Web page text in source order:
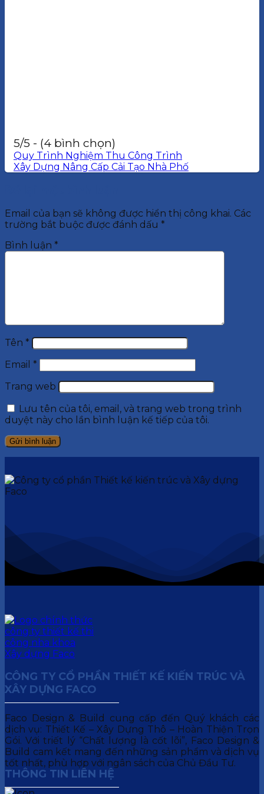
5/5 - (4 bình chọn)
Quy Trình Nghiệm Thu Công Trình
Xây Dựng Nâng Cấp Cải Tạo Nhà Phố
Email của bạn sẽ không được hiển thị công khai. Các
trường bắt buộc được đánh dấu *
Bình luận *
Tên *
Email *
Trang web
Lưu tên của tôi, email, và trang web trong trình
duyệt này cho lần bình luận kế tiếp của tôi.
CÔNG TY CỔ PHẦN THIẾT KẾ KIẾN TRÚC VÀ
XÂY DỰNG FACO
Faco Design & Build cung cấp đến Quý khách các
dịch vụ: Thiết Kế – Xây Dựng Thô – Hoàn Thiện Trọn
Gói. Với triết lý “Chất lượng là cốt lõi”, Faco Design &
Build cam kết mang đến những sản phẩm và dịch vụ
tốt nhất, phù hợp với ngân sách của Chủ Đầu Tư.
THÔNG TIN LIÊN HỆ